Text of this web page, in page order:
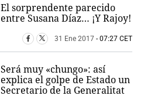
El sorprendente parecido
entre Susana Díaz… ¡Y Rajoy!
31 Ene 2017 - 07:27 CET
Será muy «chungo»: así
explica el golpe de Estado un
Secretario de la Generalitat